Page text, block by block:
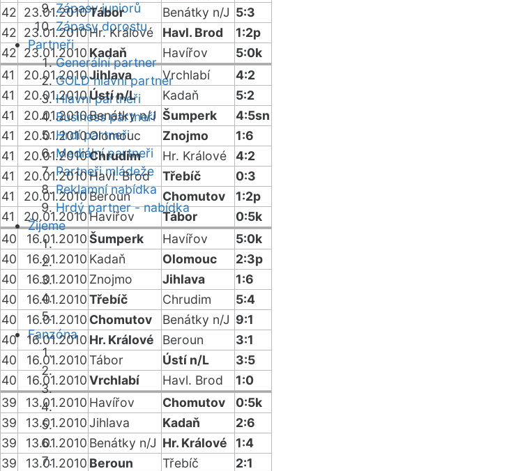
Zápasy juniorů
Zápasy dorostu
Partneři
Generální partner
GOLD hlavní partner
Hlavní partneři
Business partneři
Hrdí partneři
Mediální partneři
Partneři mládeže
Reklamní nabídka
Hrdý partner - nabídka
Žijeme
Fanzóna
42 23.01.2010Tábor Benátky n/J 5:3
42 23.01.2010Hr. Králové Havl. Brod
1:2p
42 23.01.2010 Kadaň Havířov
5:0k
41
20.01.2010Jihlava Vrchlabí
4:2
41
20.01.2010Ústí n/L Kadaň
5:2
41
20.01.2010Benátky n/J Šumperk
4:5sn
41
20.01.2010Olomouc Znojmo
1:6
41
20.01.2010Chrudim Hr. Králové
4:2
41
20.01.2010Havl. Brod Třebíč
0:3
41
20.01.2010 Beroun Chomutov
1:2p
41
20.01.2010Havířov Tábor
0:5k
40
16.01.2010Šumperk Havířov
5:0k
40
16.01.2010 Kadaň Olomouc
2:3p
40
16.01.2010 Znojmo Jihlava
1:6
40
16.01.2010Třebíč Chrudim
5:4
40
16.01.2010 Chomutov Benátky n/J 9:1
40
16.01.2010 Hr. Králové Beroun
3:1
40
16.01.2010Tábor Ústí n/L
3:5
40
16.01.2010Vrchlabí Havl. Brod
1:0
39
13.01.2010 Havířov Chomutov
0:5k
39
13.01.2010Jihlava Kadaň
2:6
39
13.01.2010 Benátky n/J Hr. Králové
1:4
39
13.01.2010 Beroun Třebíč
2:1